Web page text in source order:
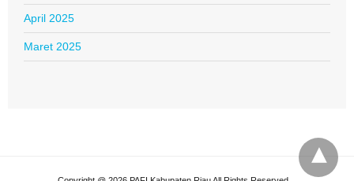
April 2025
Maret 2025